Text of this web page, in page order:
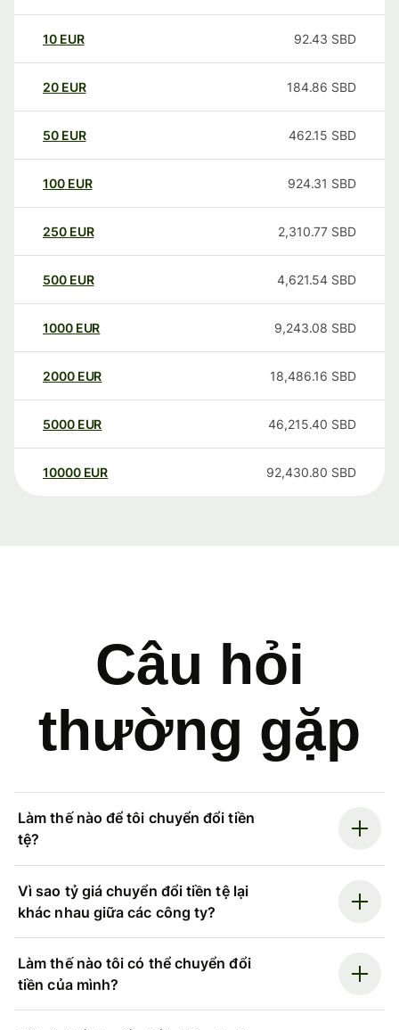
10 EUR 92.43 SBD
20 EUR 184.86 SBD
50 EUR 462.15 SBD
100 EUR 924.31 SBD
250 EUR 2,310.77 SBD
500 EUR 4,621.54 SBD
1000 EUR 9,243.08 SBD
2000 EUR 18,486.16 SBD
5000 EUR 46,215.40 SBD
10000 EUR 92,430.80 SBD
Câu hỏi
thường gặp
Làm thế nào để tôi chuyển đổi tiền
tệ?
Vì sao tỷ giá chuyển đổi tiền tệ lại
khác nhau giữa các công ty?
Làm thế nào tôi có thể chuyển đổi
tiền của mình?